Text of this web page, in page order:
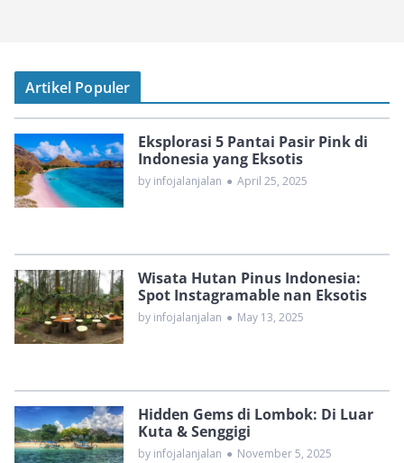
Artikel Populer
Eksplorasi 5 Pantai Pasir Pink di
Indonesia yang Eksotis
by infojalanjalan ● April 25, 2025
Wisata Hutan Pinus Indonesia:
Spot Instagramable nan Eksotis
by infojalanjalan ● May 13, 2025
Hidden Gems di Lombok: Di Luar
Kuta & Senggigi
by infojalanjalan ● November 5, 2025